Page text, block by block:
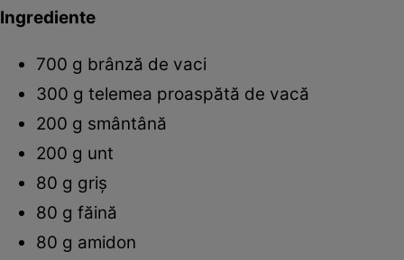
Ingrediente
700 g brânză de vaci
300 g telemea proaspătă de vacă
200 g smântână
200 g unt
80 g griş
80 g făină
80 g amidon